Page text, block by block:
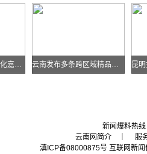
2026滇池国际咖啡文化嘉年华怎么去？最全交通攻略戳进来→ 云南发布多条跨区域精品自驾线路
新闻爆料热
云南网简介 ｜ 服
滇ICP备08000875号 互联网新